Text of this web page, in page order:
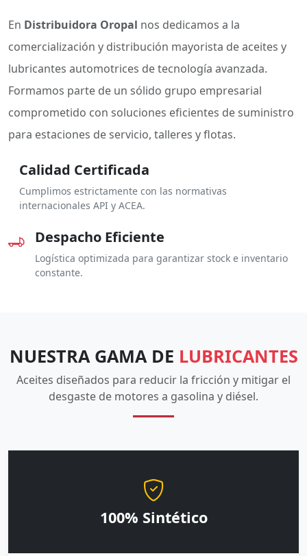
En Distribuidora Oropal nos dedicamos a la
comercialización y distribución mayorista de aceites y
lubricantes automotrices de tecnología avanzada.
Formamos parte de un sólido grupo empresarial
comprometido con soluciones eficientes de suministro
para estaciones de servicio, talleres y flotas.
Calidad Certificada
Cumplimos estrictamente con las normativas
internacionales API y ACEA.
Despacho Eficiente
Logística optimizada para garantizar stock e inventario
constante.
NUESTRA GAMA DE LUBRICANTES
Aceites diseñados para reducir la fricción y mitigar el
desgaste de motores a gasolina y diésel.
100% Sintético